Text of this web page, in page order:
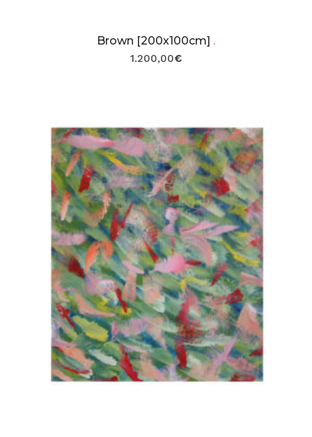
Brown [200x100cm] .
1.200,00€